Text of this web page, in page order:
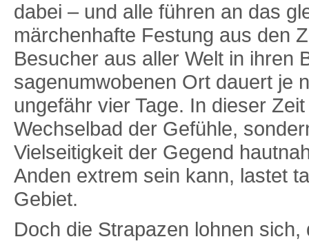
dabei – und alle führen an das
märchenhafte Festung aus den
Besucher aus aller Welt in ihren
sagenumwobenen Ort dauert je
ungefähr vier Tage. In dieser
Wechselbad der Gefühle,
Vielseitigkeit der Gegend
Anden extrem sein kann, lastet
Gebiet.
Doch die Strapazen lohnen